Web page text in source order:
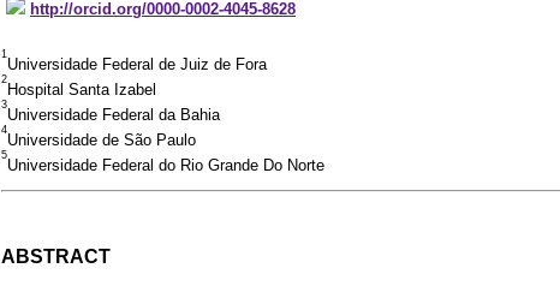
http://orcid.org/0000-0002-4045-8628
1
Universidade Federal de Juiz de Fora
2
Hospital Santa Izabel
3
Universidade Federal da Bahia
4
Universidade de São Paulo
5
Universidade Federal do Rio Grande Do Norte
ABSTRACT